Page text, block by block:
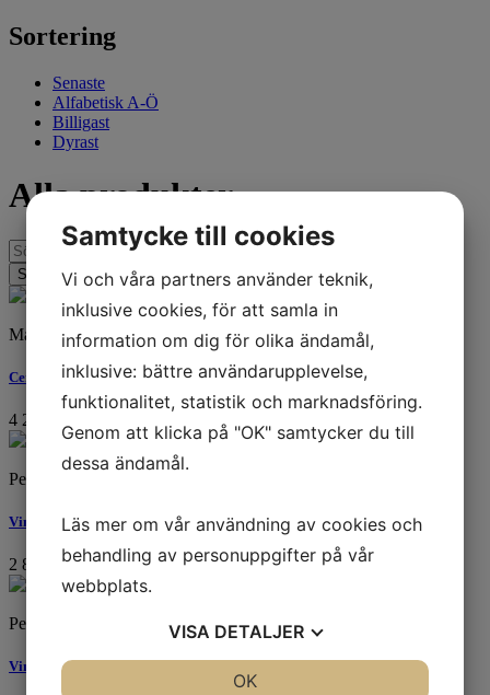
Sortering
Senaste
Alfabetisk A-Ö
Billigast
Dyrast
Alla produkter
Marcus Eek
Certain Curtain / Random Repetere.
4 200
Peter Sternäng
Vincents Dog II
2 800 kr
Peter Sternäng
Vincents Dog I
Samtycke till cookies
Vi och våra partners använder teknik,
inklusive cookies, för att samla in
information om dig för olika ändamål,
inklusive: bättre användarupplevelse,
funktionalitet, statistik och marknadsföring.
Genom att klicka på "OK" samtycker du till
dessa ändamål.
Läs mer om vår användning av cookies och
behandling av personuppgifter på vår
webbplats.
VISA DETALJER
OK